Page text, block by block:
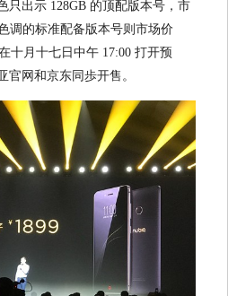
只出示 128GB 的顶配版本号，市
调的标准配备版本号则市场价
十月十七日中午 17:00 打开预
官网和京东同歩开售。